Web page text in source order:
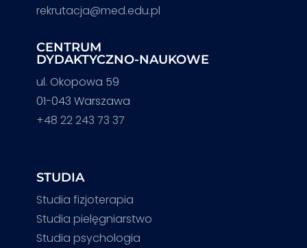
rekrutacja@med.edu.pl
CENTRUM
DYDAKTYCZNO-NAUKOWE
ul. Okopowa 59
01-043 Warszawa
+48 22 243 73 37
STUDIA
Studia fizjoterapia
Studia pielęgniarstwo
Studia psychologia